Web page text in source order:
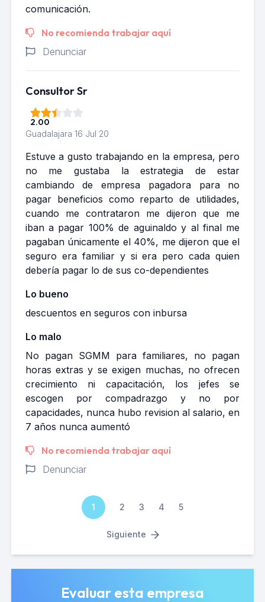
comunicación.
No recomienda trabajar aquí
Denunciar
Consultor Sr
2.00
Guadalajara 16 Jul 20
Estuve a gusto trabajando en la empresa, pero
no me gustaba la estrategia de estar
cambiando de empresa pagadora para no
pagar beneficios como reparto de utilidades,
cuando me contrataron me dijeron que me
iban a pagar 100% de aguinaldo y al final me
pagaban únicamente el 40%, me dijeron que el
seguro era familiar y si era pero cada quien
debería pagar lo de sus co-dependientes
Lo bueno
descuentos en seguros con inbursa
Lo malo
No pagan SGMM para familiares, no pagan
horas extras y se exigen muchas, no ofrecen
crecimiento ni capacitación, los jefes se
escogen por compadrazgo y no por
capacidades, nunca hubo revision al salario, en
7 años nunca aumentó
No recomienda trabajar aquí
Denunciar
1 2 3 4 5
Siguiente
Evaluar esta empresa